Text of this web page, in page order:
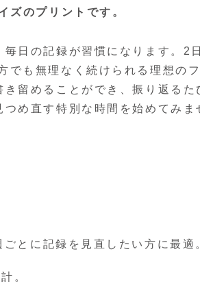
ズのプリントです。
日の記録が習慣になります。2
でも無理なく続けられる理想のフ
留めることができ、振り返るた
め直す特別な時間を始めてみま
とに記録を見直したい方に最適
。